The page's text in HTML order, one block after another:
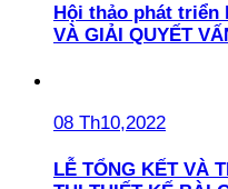
Hội thảo phát triển
VÀ GIẢI QUYẾT
08 Th10,2022
LỄ TỔNG KẾT VÀ